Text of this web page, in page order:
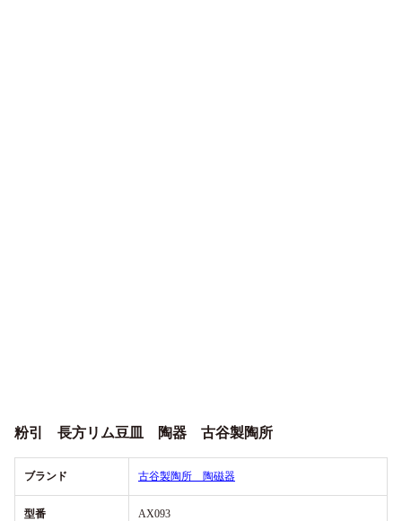
粉引 長方リム豆皿 陶器 古谷製陶所
ブランド 古谷製陶所 陶磁器
型番 AX093